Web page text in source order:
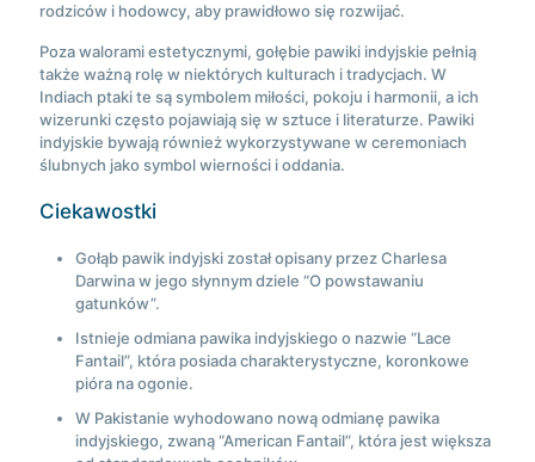
rodziców i hodowcy, aby prawidłowo się rozwijać.
Poza walorami estetycznymi, gołębie pawiki indyjskie pełnią
także ważną rolę w niektórych kulturach i tradycjach. W
Indiach ptaki te są symbolem miłości, pokoju i harmonii, a ich
wizerunki często pojawiają się w sztuce i literaturze. Pawiki
indyjskie bywają również wykorzystywane w ceremoniach
ślubnych jako symbol wierności i oddania.
Ciekawostki
Gołąb pawik indyjski został opisany przez Charlesa
Darwina w jego słynnym dziele “O powstawaniu
gatunków”.
Istnieje odmiana pawika indyjskiego o nazwie “Lace
Fantail”, która posiada charakterystyczne, koronkowe
pióra na ogonie.
W Pakistanie wyhodowano nową odmianę pawika
indyjskiego, zwaną “American Fantail”, która jest większa